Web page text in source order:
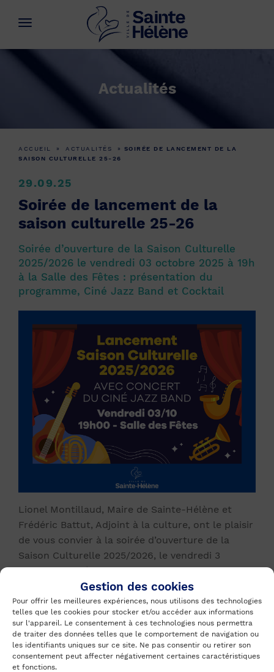
Gestion des cookies
Pour offrir les meilleures expériences, nous utilisons des technologies
telles que les cookies pour stocker et/ou accéder aux informations
sur l'appareil. Le consentement à ces technologies nous permettra
de traiter des données telles que le comportement de navigation ou
les identifiants uniques sur ce site. Ne pas consentir ou retirer son
consentement peut affecter négativement certaines caractéristiques
et fonctions.
Actualités
ACCUEIL » ACTUALITÉS » SOIRÉE DE LANCEMENT DE LA
SAISON CULTURELLE 25-26
29.09.25
Soirée de lancement de la
saison culturelle 25-26
Soirée d’ouverture de la Saison Culturelle
2025/2026 le vendredi 03 octobre 2025 à 19h
à la Salle des Fêtes : présentation du
programme, Ciné Jazz Band et Cocktail
Lionel Montillaud, Maire de Sainte-Hélène et
Frédéric Battut, Adjoint à la culture, ont le plaisir
de vous convier à la soirée d’ouverture de la
Saison Culturelle 2025/2026, le vendredi 3
octobre 2025 à la Salle des Fêtes.
Au programme :
19 h : Présentation du programme
19h15 : Concert du Ciné Jazz Band
20h30 : Cocktail dinatoire